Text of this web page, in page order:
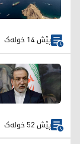
پێش 14 خولەک
پێش 52 خولەک